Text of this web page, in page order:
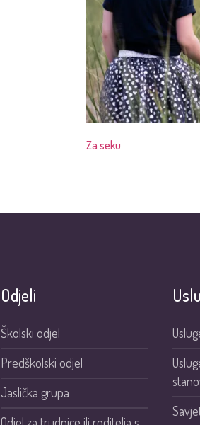
Za seku
Odjeli
Školski odjel
Predškolski odjel
Jaslička grupa